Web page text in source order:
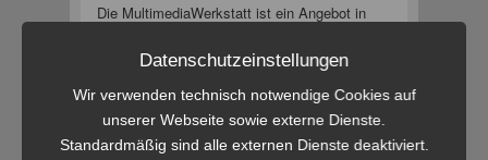
Die MultimediaWerkstatt ist ein Angebot in
Studium“ und ist von der Hessischen
Lehrerbildungsgesetz akkreditiert (LA-
Nr.: 01789797-U004391).
Datenschutzeinstellungen
Wir verwenden technisch notwendige Cookies auf
unserer Webseite sowie externe Dienste.
Standardmäßig sind alle externen Dienste deaktiviert.